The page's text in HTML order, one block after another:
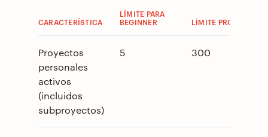
CARACTERÍSTICA
LÍMITE PARA
BEGINNER LÍMITE PRO
Proyectos
personales
activos
(incluidos
subproyectos)
5 300